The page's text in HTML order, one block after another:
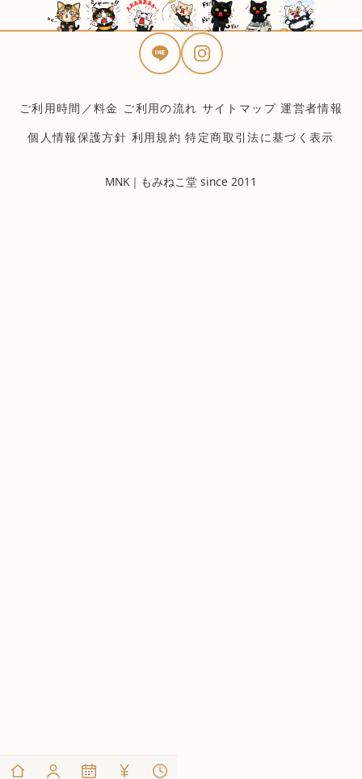
ご利用時間／料金 ご利用の流れ サイトマップ 運営者情報
個人情報保護方針 利用規約 特定商取引法に基づく表示
MNK｜もみねこ堂 since 2011